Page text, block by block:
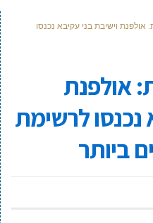
אולפנת וישיבת בני עקיבא נכנסו
אולפנת
נכנסו לרשימת
ביותר